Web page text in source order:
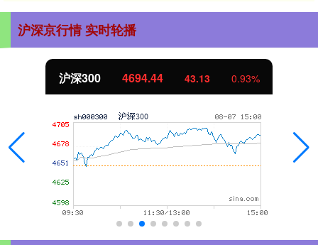
沪深京行情 实时轮播
沪深300 4694.44 43.13 0.93%